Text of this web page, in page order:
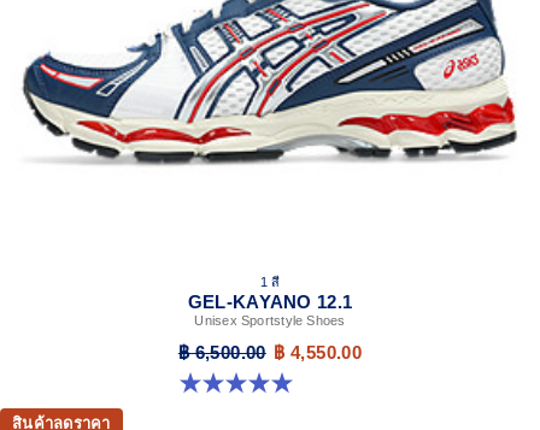
1 สี
GEL-KAYANO 12.1
Unisex Sportstyle Shoes
฿ 6,500.00 ฿ 4,550.00
5.0 จาก 5 ดาว 6 รีวิว
สินค้าลดราคา